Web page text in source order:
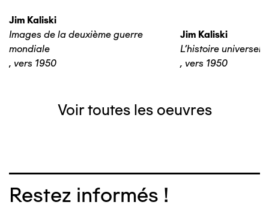
Jim Kaliski
Images de la deuxième guerre
mondiale
, vers 1950
Jim Kaliski
L’histoire universelle
, vers 1950
Voir toutes les oeuvres
Restez informés !